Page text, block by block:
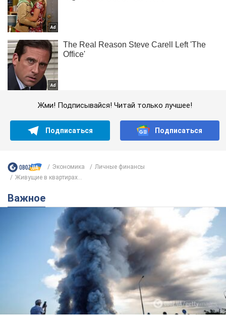
Жми! Подписывайся! Читай только лучшее!
Подписаться Подписаться
Экономика
Личные финансы
Живущие в квартирах...
Важное